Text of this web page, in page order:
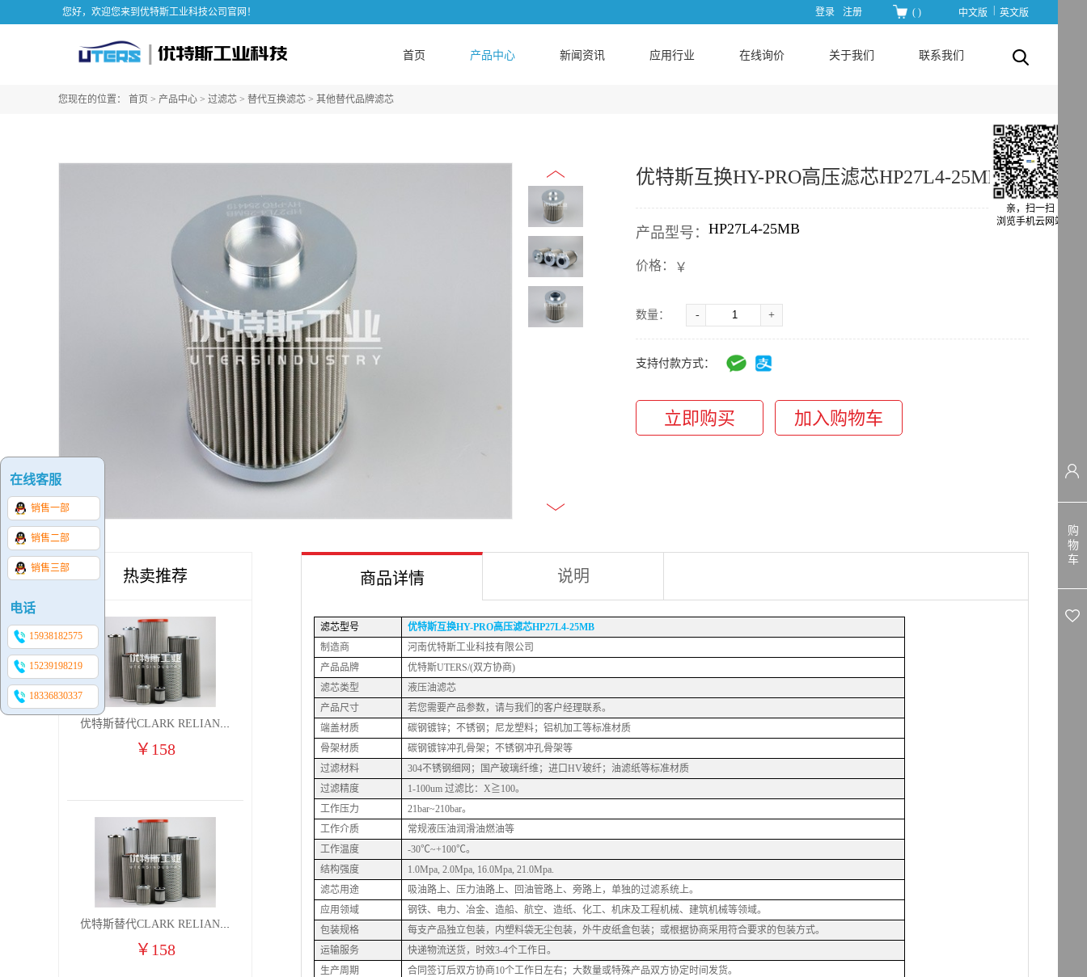
您好，欢迎您来到优特斯工业科技公司官网！ 中文版 英文版
登录 注册 ( )
首页 产品中心 新闻资讯 应用行业 在线询价 关于我们 联系我们
您现在的位置： 首页 > 产品中心 > 过滤芯 > 替代互换滤芯 > 其他替代品牌滤芯
优特斯互换HY-PRO高压滤芯HP27L4-25MB
产品型号： HP27L4-25MB
价格： ￥
数量： - +
支持付款方式：
商品详情 说明
滤芯型号 优特斯互换HY-PRO高压滤芯HP27L4-25MB
制造商
河南优特斯工业科技有限公司
产品品牌
优特斯UTERS/(双方协商)
滤芯类型
液压油滤芯
产品尺寸
若您需要产品参数，请与我们的客户经理联系。
端盖材质
碳钢镀锌；不锈钢；尼龙塑料；铝机加工等标准材质
骨架材质
碳钢镀锌冲孔骨架；不锈钢冲孔骨架等
过滤材料
304不锈钢细网；国产玻璃纤维；进口HV玻纤；油滤纸等标准材质
过滤精度
1-100um 过滤比：X≧100。
工作压力
21bar~210bar。
工作介质
常规液压油润滑油燃油等
工作温度
-30℃~+100℃。
结构强度
1.0Mpa, 2.0Mpa, 16.0Mpa, 21.0Mpa.
滤芯用途
吸油路上、压力油路上、回油管路上、旁路上，单独的过滤系统上。
应用领域
钢铁、电力、冶金、造船、航空、造纸、化工、机床及工程机械、建筑机械等领域。
包装规格
每支产品独立包装，内塑料袋无尘包装，外牛皮纸盒包装；或根据协商采用符合要求的包装方式。
运输服务
快递物流送货，时效3-4个工作日。
生产周期
合同签订后双方协商10个工作日左右；大数量或特殊产品双方协定时间发货。
热卖推荐
优特斯替代CLARK RELIANCE燃气凝聚过滤器滤芯2710H9V 2710H9VO
￥ 158
优特斯替代CLARK RELIANCE燃气凝聚过滤器滤芯2710H9V 2710H9VO(1)
￥ 158
购
物
车
在线客服
销售一部
销售二部
销售三部
电话
15938182575
15239198219
18336830337
亲，扫一扫
浏览手机云网站